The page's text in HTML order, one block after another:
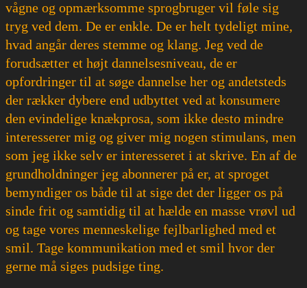
vågne og opmærksomme sprogbruger vil føle sig
tryg ved dem. De er enkle. De er helt tydeligt mine,
hvad angår deres stemme og klang. Jeg ved de
forudsætter et højt dannelsesniveau, de er
opfordringer til at søge dannelse her og andetsteds
der rækker dybere end udbyttet ved at konsumere
den evindelige knækprosa, som ikke desto mindre
interesserer mig og giver mig nogen stimulans, men
som jeg ikke selv er interesseret i at skrive. En af de
grundholdninger jeg abonnerer på er, at sproget
bemyndiger os både til at sige det der ligger os på
sinde frit og samtidig til at hælde en masse vrøvl ud
og tage vores menneskelige fejlbarlighed med et
smil. Tage kommunikation med et smil hvor der
gerne må siges pudsige ting.